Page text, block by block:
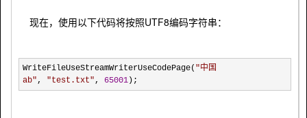
现在，使用以下代码将按照UTF8编码字符串：
WriteFileUseStreamWriterUseCodePage( "中国
ab", "test.txt", 65001 );